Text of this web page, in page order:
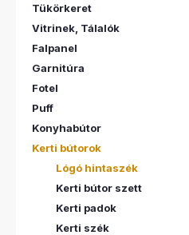
Tükörkeret
Vitrinek, Tálalók
Falpanel
Garnitúra
Fotel
Puff
Konyhabútor
Kerti bútorok
Lógó hintaszék
Kerti bútor szett
Kerti padok
Kerti szék